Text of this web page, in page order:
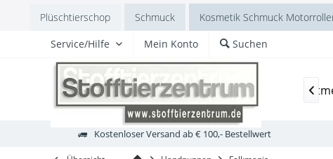
Plüschtierschop Schmuck
Kosmetik Schmuck
Service/Hilfe Mein Konto Suchen
Dinosaurier Kanada Japan Alaska 
Kostenloser Versand ab € 100,- Bestellwert